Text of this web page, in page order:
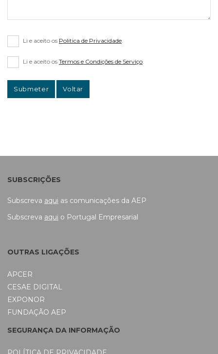
Li e aceito os Politica de Privacidade.
Li e aceito os Termos e Condições de Serviço
Submeter Voltar
SUBSCRIÇÕES
Subscreva aqui as comunicações da AEP
Subscreva aqui o Portugal Empresarial
OUTRAS LIGAÇÕES
APCER
CESAE DIGITAL
EXPONOR
FUNDAÇÃO AEP
SEGURANÇA DA INFORMAÇÃO